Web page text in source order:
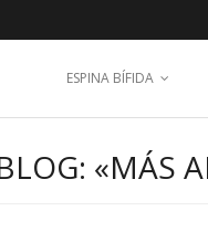
ESPINA BÍFIDA
«MÁS